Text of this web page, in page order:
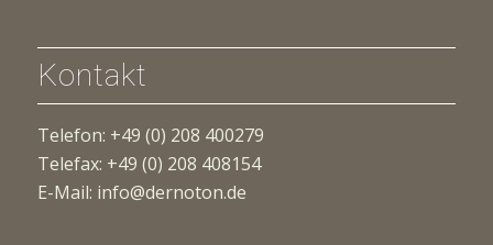
Kontakt
Telefon: +49 (0) 208 400279
Telefax: +49 (0) 208 408154
E-Mail: info@dernoton.de